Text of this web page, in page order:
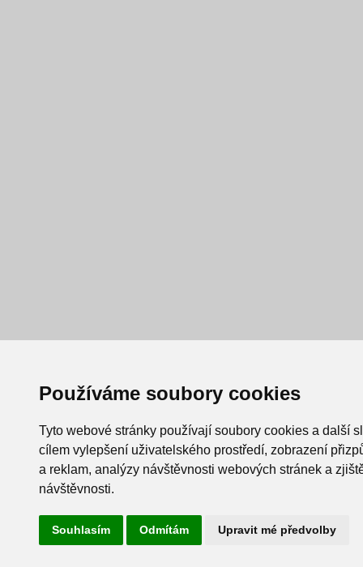
Používáme soubory cookies
Tyto webové stránky používají soubory cookies a další
cílem vylepšení uživatelského prostředí, zobrazení
a reklam, analýzy návštěvnosti webových stránek a
návštěvnosti.
Souhlasím Odmítám Upravit mé předvolby